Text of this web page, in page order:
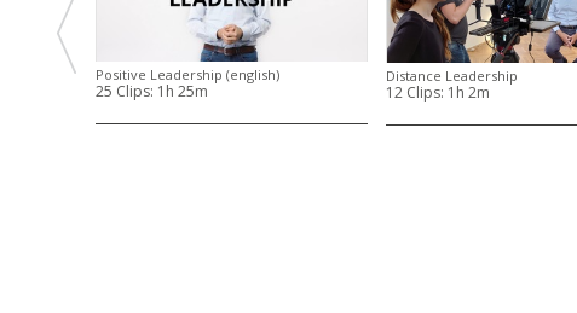
Positive Leadership (english)
25 Clips: 1h 25m
Distance Leadership
12 Clips: 1h 2m